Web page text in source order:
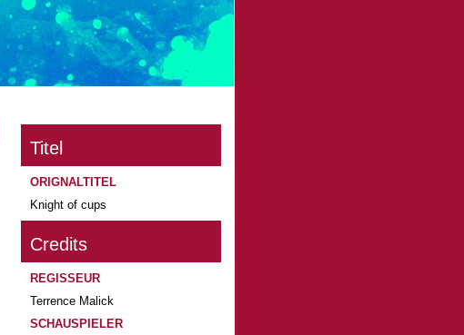
Titel
ORIGNALTITEL
Knight of cups
Credits
REGISSEUR
Terrence Malick
SCHAUSPIELER